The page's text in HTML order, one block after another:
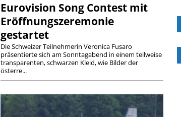
Eurovision Song Contest mit
Eröffnungszeremonie
gestartet
Die Schweizer Teilnehmerin Veronica Fusaro
präsentierte sich am Sonntagabend in einem teilweise
transparenten, schwarzen Kleid, wie Bilder der
österre...